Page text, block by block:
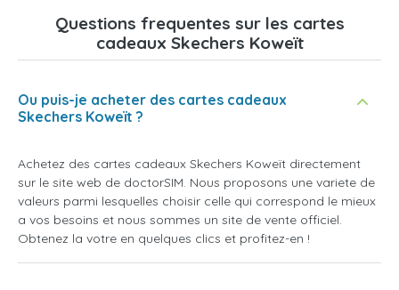
Questions frequentes sur les cartes
cadeaux Skechers Koweït
Ou puis-je acheter des cartes cadeaux
Skechers Koweït ?
Achetez des cartes cadeaux Skechers Koweït directement
sur le site web de doctorSIM. Nous proposons une variete de
valeurs parmi lesquelles choisir celle qui correspond le mieux
a vos besoins et nous sommes un site de vente officiel.
Obtenez la votre en quelques clics et profitez-en !